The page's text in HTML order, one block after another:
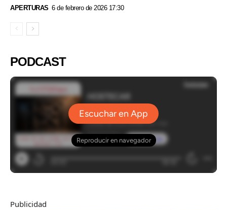
APERTURAS 6 de febrero de 2026 17:30
PODCAST
Publicidad